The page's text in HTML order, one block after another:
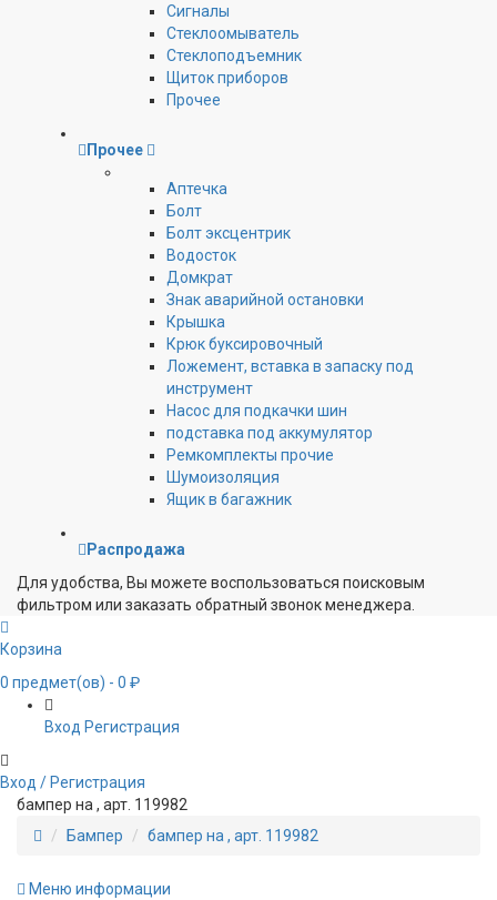
Сигналы
Стеклоомыватель
Стеклоподъемник
Щиток приборов
Прочее
Прочее
Аптечка
Болт
Болт эксцентрик
Водосток
Домкрат
Знак аварийной остановки
Крышка
Крюк буксировочный
Ложемент, вставка в запаску под
инструмент
Насос для подкачки шин
подставка под аккумулятор
Ремкомплекты прочие
Шумоизоляция
Ящик в багажник
Распродажа
Для удобства, Вы можете воспользоваться поисковым
фильтром или заказать обратный звонок менеджера.
Корзина
0 предмет(ов) - 0 ₽
Вход Регистрация
Вход / Регистрация
бампер на , арт. 119982
Бампер
бампер на , арт. 119982
Меню информации